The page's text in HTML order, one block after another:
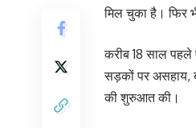
मिल चुका है। फिर
करीब 18 साल पहले
सड़कों पर असहाय,
की शुरुआत की।